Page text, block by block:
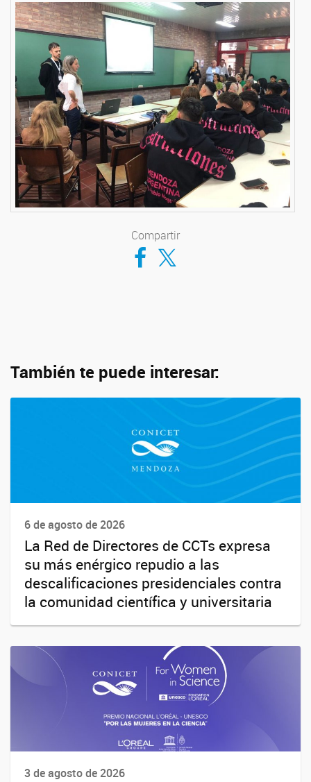
Compartir
Compartir en Facebook
Compartir en Twitter
También te puede interesar:
6 de agosto de 2026
La Red de Directores de CCTs expresa
su más enérgico repudio a las
descalificaciones presidenciales contra
la comunidad científica y universitaria
3 de agosto de 2026